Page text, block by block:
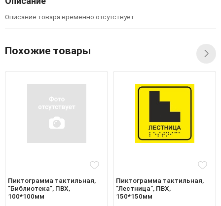
Описание товара временно отсутствует
Похожие товары
Пиктограмма тактильная,
"Библиотека", ПВХ,
100*100мм
Пиктограмма тактильная,
"Лестница", ПВХ,
150*150мм